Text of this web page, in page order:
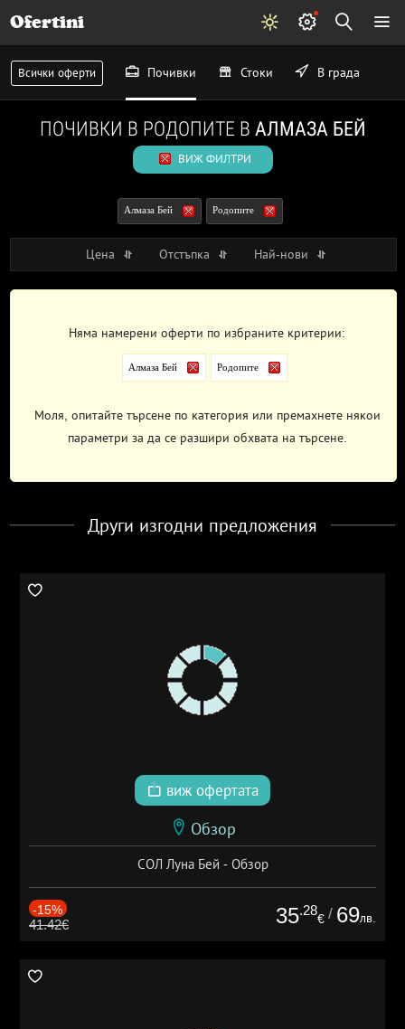
Ofertini
Всички оферти Почивки Стоки В града
ПОЧИВКИ В РОДОПИТЕ В АЛМАЗА БЕЙ
ВИЖ ФИЛТРИ
Алмаза Бей Родопите
Цена Отстъпка Най-нови
Няма намерени оферти по избраните критерии:
Алмаза Бей Родопите
Моля, опитайте търсене по категория или премахнете някои
параметри за да се разшири обхвата на търсене.
Други изгодни предложения
виж офертата
Обзор
СОЛ Луна Бей - Обзор
-15%
41.42€ 35.28
€ / 69лв.